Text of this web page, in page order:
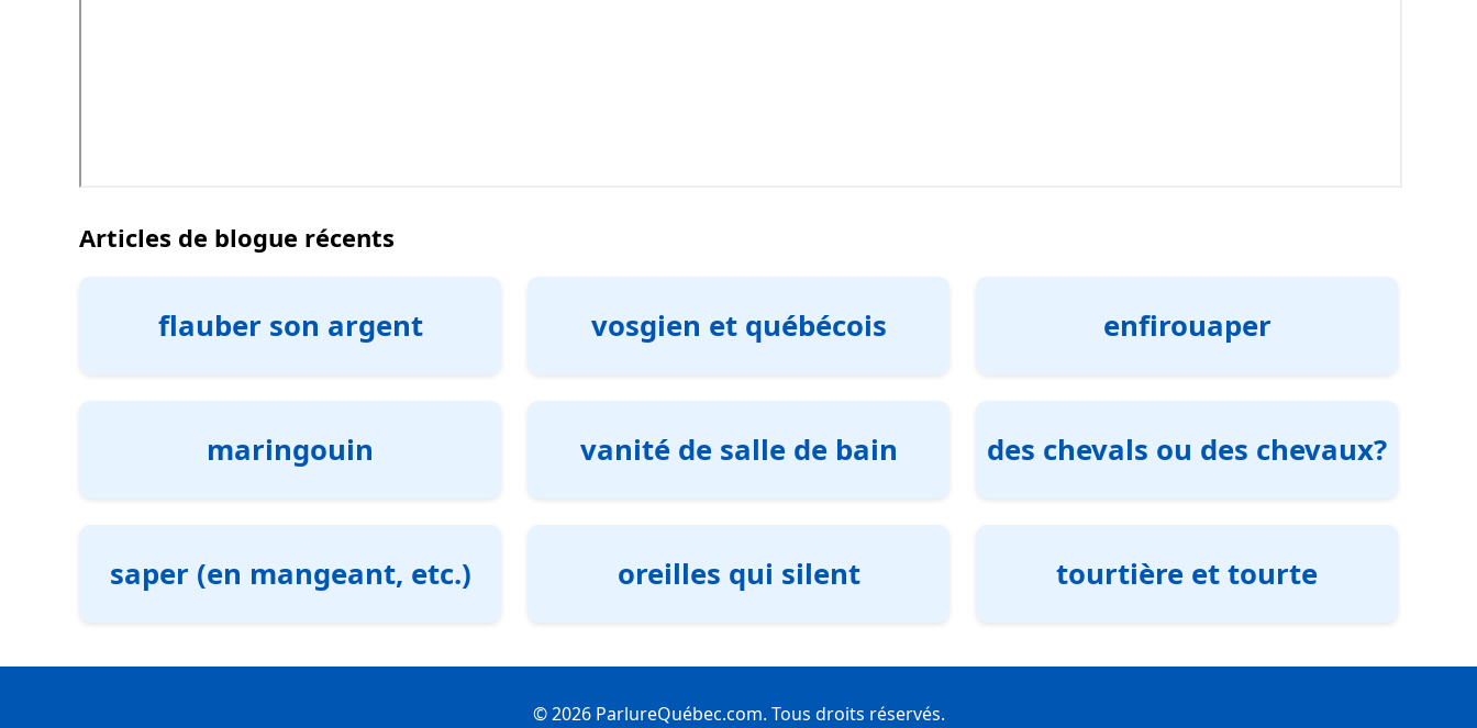
Articles de blogue récents
flauber son argent vosgien et québécois enfirouaper
maringouin vanité de salle de bain des chevals ou des chevaux?
saper (en mangeant, etc.) oreilles qui silent tourtière et tourte
© 2026 ParlureQuébec.com. Tous droits réservés.